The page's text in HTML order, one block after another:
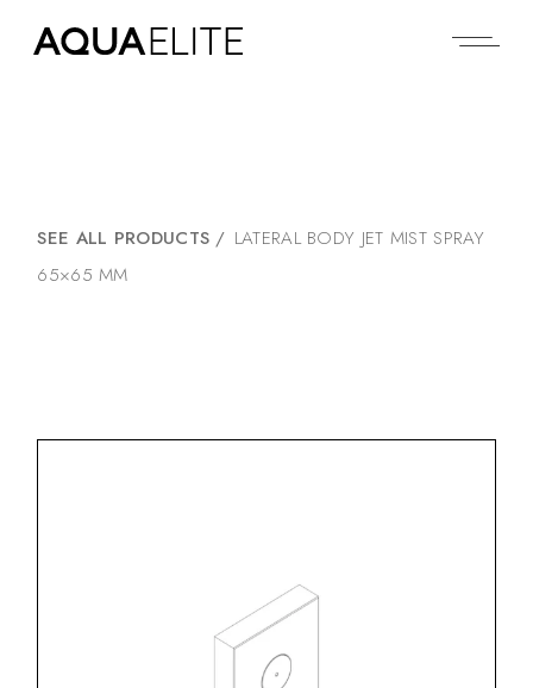
SEE ALL PRODUCTS / LATERAL BODY JET MIST SPRAY
65×65 MM